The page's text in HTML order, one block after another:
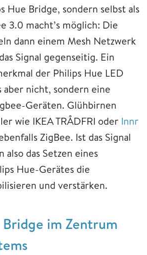
Hue Bridge, sondern selbst als
3.0 macht’s möglich: Die
dann einem Mesh Netzwerk
Signal gegenseitig. Ein
der Philips Hue LED
aber nicht, sondern eine
Geräten. Glühbirnen
wie IKEA TRÅDFRI oder Innr
ZigBee. Ist das Signal
also das Setzen eines
Hue-Gerätes die
und verstärken.
im Zentrum